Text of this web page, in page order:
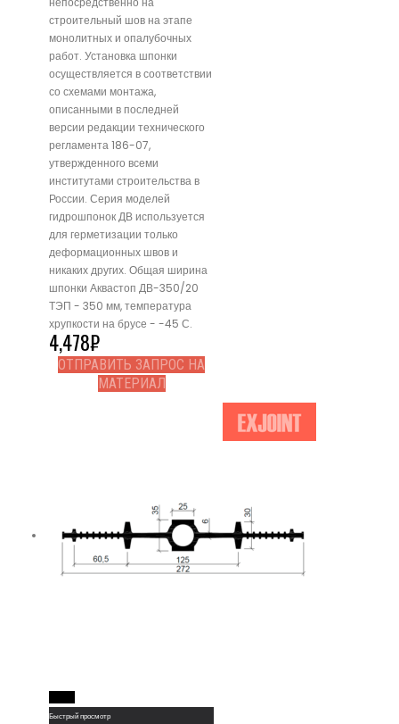
строительный шов на этапе
монолитных и опалубочных
работ. Установка шпонки
осуществляется в соответствии
со схемами монтажа,
описанными в последней
версии редакции технического
регламента 186-07,
утвержденного всеми
институтами строительства в
России. Серия моделей
гидрошпонок ДВ используется
для герметизации только
деформационных швов и
никаких других. Общая ширина
шпонки Аквастоп ДВ-350/20
ТЭП - 350 мм, температура
хрупкости на брусе - -45 С.
4,478₽
ОТПРАВИТЬ ЗАПРОС НА
МАТЕРИАЛ
Быстрый просмотр